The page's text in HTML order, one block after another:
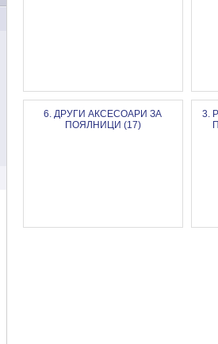
6. ДРУГИ АКСЕСОАРИ ЗА
ПОЯЛНИЦИ (17)
3.